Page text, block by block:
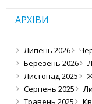
АРХІВИ
Липень 2026
Березень 2026
Листопад 2025
Серпень 2025
Травень 2025